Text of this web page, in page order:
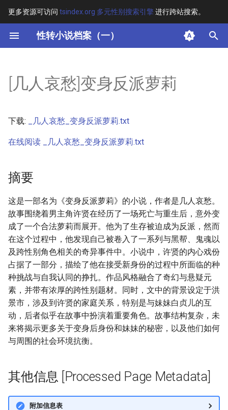
更多资源可访问 tsindex.org 多元性别搜索引擎进行跨站搜索。
性转小说档案（一）
键
开
搜
索
其他信息 [Processed Page
[几人哀愁]变身反派萝莉
下载: _几人哀愁_变身反派萝莉.txt
在线阅读 _几人哀愁_变身反派萝莉.txt
摘要
这是一部名为《变身反派萝莉》的小说，作者是几人哀愁。
故事围绕着男主角许贤在经历了一场死亡与重生后，意外变
成了一个合法萝莉而展开。他为了生存被迫成为反派，然而
在这个过程中，他发现自己被卷入了一系列与黑帮、鬼魂以
及跨性别角色相关的奇异事件中。小说中，许贤的内心戏份
占据了一部分，描绘了他在接受新身份的过程中所面临的种
种挑战与自我认同的挣扎。作品风格融合了奇幻与悬疑元
素，并带有浓厚的跨性别题材。同时，文中的背景设定于洪
景市，涉及到许贤的家庭关系，特别是与妹妹白贞儿的互
动，后者似乎在故事中扮演着重要角色。故事结构复杂，未
来将揭示更多关于变身后身份和妹妹的秘密，以及他们如何
与周围的社会环境抗衡。
其他信息 [Processed Page Metadata]
附加信息表